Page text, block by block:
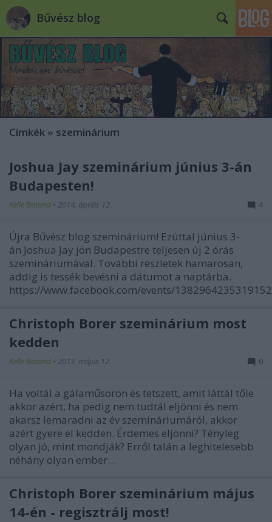
Bűvész blog
Címkék » szeminárium
Joshua Jay szeminárium június 3-án
Budapesten!
Kelle Botond • 2014. április 12. 4
Újra Bűvész blog szeminárium! Ezúttal június 3-
án Joshua Jay jön Budapestre teljesen új 2 órás
szemináriumával. További részletek hamarosan,
addig is tessék bevésni a dátumot a naptárba.
https://www.facebook.com/events/
Christoph Borer szeminárium most
kedden
Kelle Botond • 2013. május 12. 0
Ha voltál a gálaműsoron és tetszett, amit láttál tőle
akkor azért, ha pedig nem tudtál eljönni és nem
akarsz lemaradni az év szemináriumáról, akkor
azért gyere el kedden. Érdemes eljönni? Tényleg
olyan jó, mint mondják? Erről talán a leghitelesebb
néhány olyan ember…
Christoph Borer szeminárium május
14-én - regisztrálj most!